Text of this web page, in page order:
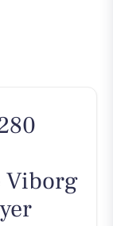
Viborg